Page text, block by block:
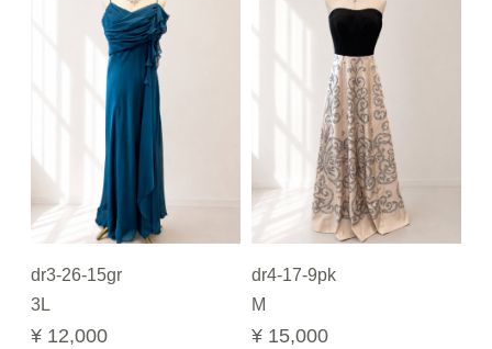
dr3-26-15gr
3L
¥ 12,000
dr4-17-9pk
M
¥ 15,000